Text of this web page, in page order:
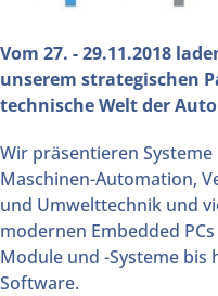
Vom 27. - 29.11.2018
unserem strategischen
technische Welt der
Wir präsentieren
Maschinen-Automation,
und Umwelttechnik und
modernen Embedded
Module und -Systeme
Software.